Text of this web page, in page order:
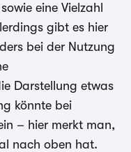
eine Vielzahl
gibt es hier
bei der Nutzung
Darstellung etwas
könnte bei
– hier merkt man,
nach oben hat.